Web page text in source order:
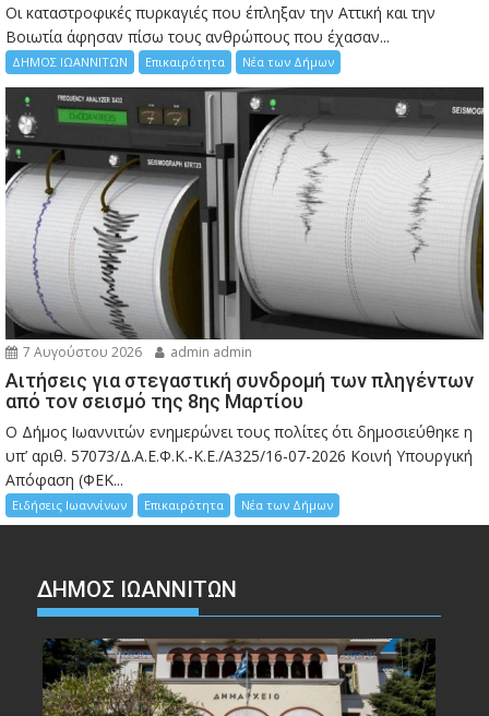
Οι καταστροφικές πυρκαγιές που έπληξαν την Αττική και την
Bοιωτία άφησαν πίσω τους ανθρώπους που έχασαν...
ΔΗΜΟΣ ΙΩΑΝΝΙΤΩΝ Επικαιρότητα Νέα των Δήμων
7 Αυγούστου 2026 admin admin
Αιτήσεις για στεγαστική συνδρομή των πληγέντων
από τον σεισμό της 8ης Μαρτίου
Ο Δήμος Ιωαννιτών ενημερώνει τους πολίτες ότι δημοσιεύθηκε η
υπ’ αριθ. 57073/Δ.Α.Ε.Φ.Κ.-Κ.Ε./Α325/16-07-2026 Κοινή Υπουργική
Απόφαση (ΦΕΚ...
Ειδήσεις Ιωαννίνων Επικαιρότητα Νέα των Δήμων
ΔΗΜΟΣ ΙΩΑΝΝΙΤΩΝ